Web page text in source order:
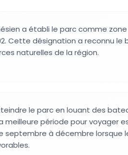
a établi le parc comme zone
Cette désignation a reconnu le
naturelles de la région.
le parc en louant des
meilleure période pour voyager
septembre à décembre lorsque